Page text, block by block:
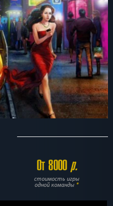
От 8000 р.
стоимость игры
одной команды *